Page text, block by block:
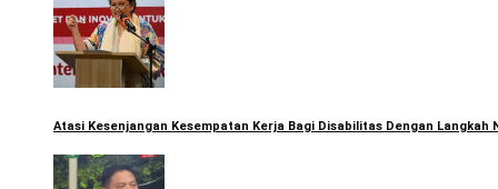
Atasi Kesenjangan Kesempatan Kerja Bagi Disabilitas Dengan Langkah